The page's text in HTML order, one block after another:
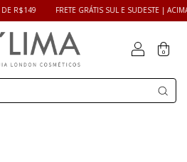
FRETE GRÁTIS SUL E SUDESTE | ACIMA DE
0